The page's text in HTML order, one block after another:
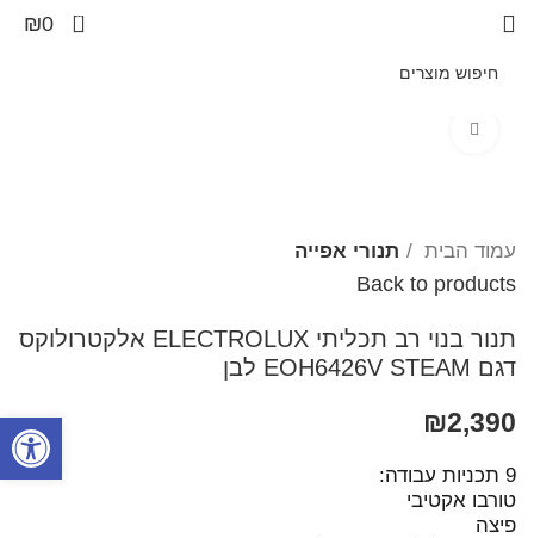
0
₪0
עמוד הבית תנורי אפייה
Back to products
תנור בנוי רב תכליתי ELECTROLUX אלקטרולוקס
דגם EOH6426V STEAM לבן
₪2,390
​9 תכניות עבודה:
טורבו אקטיבי
פיצה
פתח